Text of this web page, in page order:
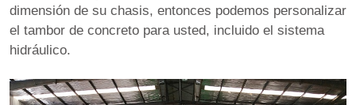
dimensión de su chasis, entonces podemos personalizar
el tambor de concreto para usted, incluido el sistema
hidráulico.